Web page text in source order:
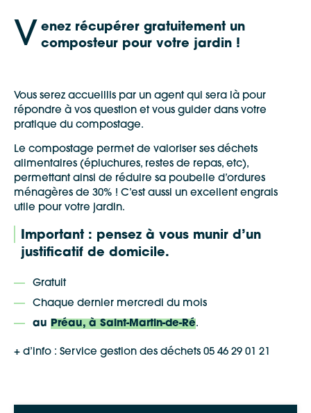
V enez récupérer gratuitement un
composteur pour votre jardin !
Vous serez accueillis par un agent qui sera là pour
répondre à vos question et vous guider dans votre
pratique du compostage.
Le compostage permet de valoriser ses déchets
alimentaires (épluchures, restes de repas, etc),
permettant ainsi de réduire sa poubelle d’ordures
ménagères de 30% ! C’est aussi un excellent engrais
utile pour votre jardin.
Important : pensez à vous munir d’un
justificatif de domicile.
Gratuit
Chaque dernier mercredi du mois
au Préau, à Saint-Martin-de-Ré.
+ d’info : Service gestion des déchets 05 46 29 01 21